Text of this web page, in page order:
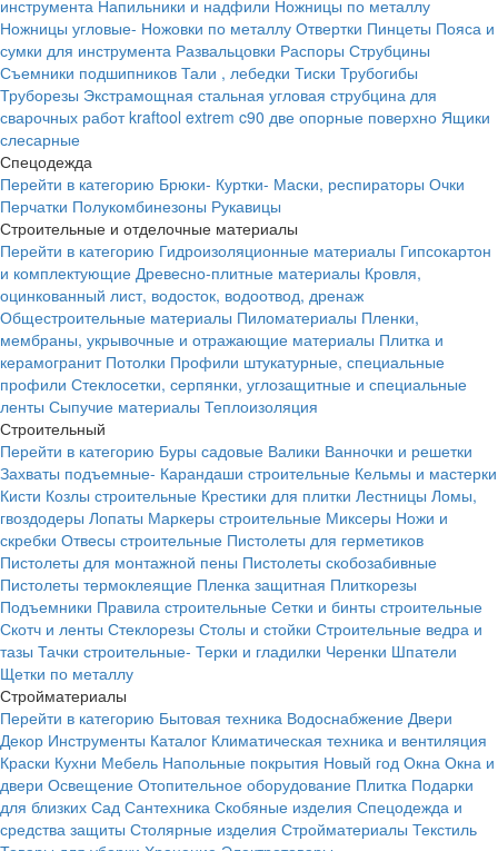
инструмента Напильники и надфили Ножницы по металлу
Ножницы угловые- Ножовки по металлу Отвертки Пинцеты Пояса и
сумки для инструмента Развальцовки Распоры Струбцины
Съемники подшипников Тали , лебедки Тиски Трубогибы
Труборезы Экстрамощная стальная угловая струбцина для
сварочных работ kraftool extrem c90 две опорные поверхно Ящики
слесарные
Спецодежда
Перейти в категорию Брюки- Куртки- Маски, респираторы Очки
Перчатки Полукомбинезоны Рукавицы
Строительные и отделочные материалы
Перейти в категорию Гидроизоляционные материалы Гипсокартон
и комплектующие Древесно-плитные материалы Кровля,
оцинкованный лист, водосток, водоотвод, дренаж
Общестроительные материалы Пиломатериалы Пленки,
мембраны, укрывочные и отражающие материалы Плитка и
керамогранит Потолки Профили штукатурные, специальные
профили Стеклосетки, серпянки, углозащитные и специальные
ленты Сыпучие материалы Теплоизоляция
Строительный
Перейти в категорию Буры садовые Валики Ванночки и решетки
Захваты подъемные- Карандаши строительные Кельмы и мастерки
Кисти Козлы строительные Крестики для плитки Лестницы Ломы,
гвоздодеры Лопаты Маркеры строительные Миксеры Ножи и
скребки Отвесы строительные Пистолеты для герметиков
Пистолеты для монтажной пены Пистолеты скобозабивные
Пистолеты термоклеящие Пленка защитная Плиткорезы
Подъемники Правила строительные Сетки и бинты строительные
Скотч и ленты Стеклорезы Столы и стойки Строительные ведра и
тазы Тачки строительные- Терки и гладилки Черенки Шпатели
Щетки по металлу
Стройматериалы
Перейти в категорию Бытовая техника Водоснабжение Двери
Декор Инструменты Каталог Климатическая техника и вентиляция
Краски Кухни Мебель Напольные покрытия Новый год Окна Окна и
двери Освещение Отопительное оборудование Плитка Подарки
для близких Сад Сантехника Скобяные изделия Спецодежда и
средства защиты Столярные изделия Стройматериалы Текстиль